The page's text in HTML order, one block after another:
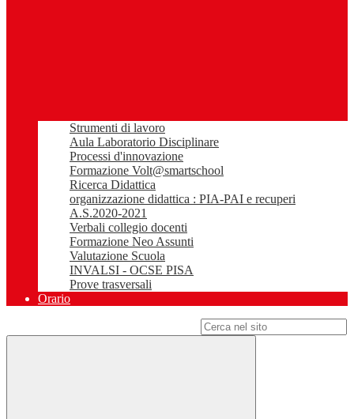
Strumenti di lavoro
Aula Laboratorio Disciplinare
Processi d'innovazione
Formazione Volt@smartschool
Ricerca Didattica
organizzazione didattica : PIA-PAI e recuperi
A.S.2020-2021
Verbali collegio docenti
Formazione Neo Assunti
Valutazione Scuola
INVALSI - OCSE PISA
Prove trasversali
Orario